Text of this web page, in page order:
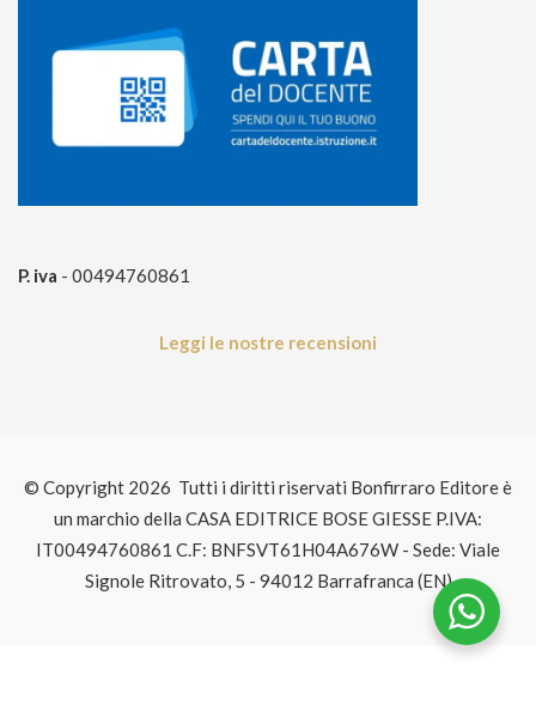
P. iva - 00494760861
Leggi le nostre recensioni
© Copyright 2026 Tutti i diritti riservati Bonfirraro Editore è
un marchio della CASA EDITRICE BOSE GIESSE P.IVA:
IT00494760861 C.F: BNFSVT61H04A676W - Sede: Viale
Signole Ritrovato, 5 - 94012 Barrafranca (EN)